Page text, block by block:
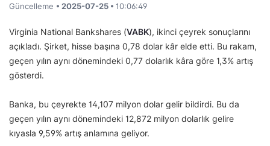
Güncelleme • 2025-07-25 • 10:06:49
Virginia National Bankshares (VABK), ikinci çeyrek sonuçlarını
açıkladı. Şirket, hisse başına 0,78 dolar kâr elde etti. Bu rakam,
geçen yılın aynı dönemindeki 0,77 dolarlık kâra göre 1,3% artış
gösterdi.
Banka, bu çeyrekte 14,107 milyon dolar gelir bildirdi. Bu da
geçen yılın aynı dönemindeki 12,872 milyon dolarlık gelire
kıyasla 9,59% artış anlamına geliyor.